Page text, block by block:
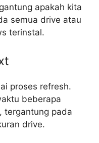
apakah kita
semua drive atau
terinstal.
proses refresh.
beberapa
tergantung pada
drive.